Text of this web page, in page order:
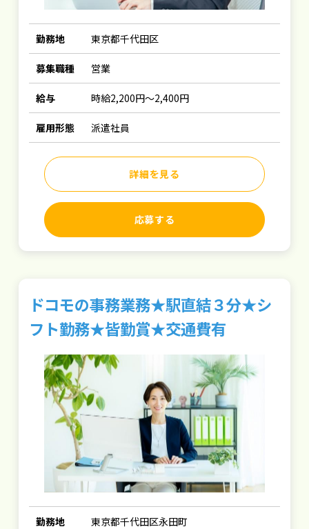
勤務地 東京都千代田区
募集職種 営業
給与 時給2,200円～2,400円
雇用形態 派遣社員
詳細を見る
応募する
ドコモの事務業務★駅直結３分★シ
フト勤務★皆勤賞★交通費有
勤務地 東京都千代田区永田町